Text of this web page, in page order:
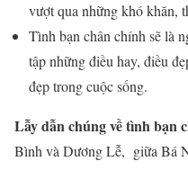
vượt qua những khó khăn,
Tình bạn chân chính sẽ là
tập những điều hay, điều
đẹp trong cuộc sống.
Lẫy dẫn chúng về tình bạn
Bình và Dương Lễ, giữa Bá